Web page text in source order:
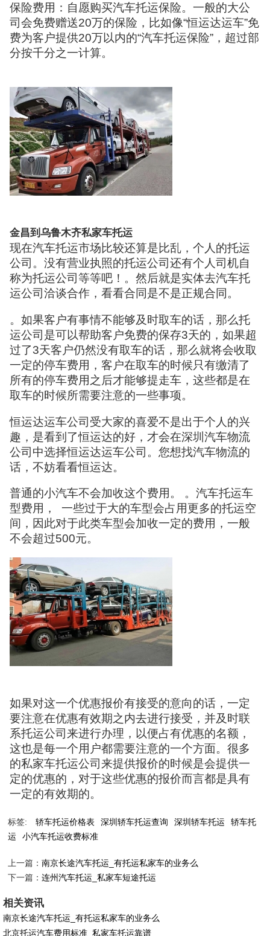
保险费用：自愿购买汽车托运保险。一般的大公
司会免费赠送20万的保险，比如像“恒运达运车”免
费为客户提供20万以内的“汽车托运保险”，超过部
分按千分之一计算。
金昌到乌鲁木齐私家车托运
现在汽车托运市场比较还算是比乱，个人的托运
公司。没有营业执照的托运公司还有个人司机自
称为托运公司等等吧！。然后就是实体去汽车托
运公司洽谈合作，看看合同是不是正规合同。
。如果客户有事情不能够及时取车的话，那么托
运公司是可以帮助客户免费的保存3天的，如果超
过了3天客户仍然没有取车的话，那么就将会收取
一定的停车费用，客户在取车的时候只有缴清了
所有的停车费用之后才能够提走车，这些都是在
取车的时候所需要注意的一些事项。
恒运达运车公司受大家的喜爱不是出于个人的兴
趣，是看到了恒运达的好，才会在深圳汽车物流
公司中选择恒运达运车公司。您想找汽车物流的
话，不妨看看恒运达。
普通的小汽车不会加收这个费用。 。汽车托运车
型费用， 一些过于大的车型会占用更多的托运空
间，因此对于此类车型会加收一定的费用，一般
不会超过500元。
如果对这一个优惠报价有接受的意向的话，一定
要注意在优惠有效期之内去进行接受，并及时联
系托运公司来进行办理，以便占有优惠的名额，
这也是每一个用户都需要注意的一个方面。很多
的私家车托运公司来提供报价的时候是会提供一
定的优惠的，对于这些优惠的报价而言都是具有
一定的有效期的。
标签: 轿车托运价格表 深圳轿车托运查询 深圳轿车托运
轿车托
运
小汽车托运收费标准
上一篇：南京长途汽车托运_有托运私家车的业务么
下一篇：连州汽车托运_私家车短途托运
相关资讯
南京长途汽车托运_有托运私家车的业务么
北京托运汽车费用标准_私家车托运靠谱